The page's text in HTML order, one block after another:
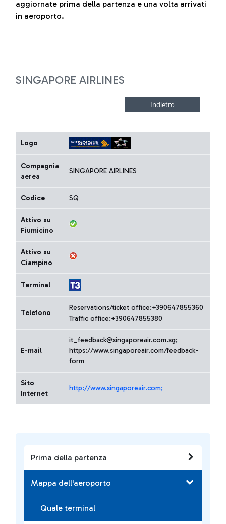
Prima della partenza
Mappa dell'aeroporto
Quale terminal
aggiornate prima della partenza e una volta arrivati
in aeroporto.
SINGAPORE AIRLINES
Logo
Compagnia
aerea
SINGAPORE AIRLINES
Codice SQ
Attivo su
Fiumicino
Attivo su
Ciampino
Terminal
Telefono
Reservations/ticket office:+390647855360
Traffic office:+390647855380
E-mail
it_feedback@singaporeair.com.sg;
https://www.singaporeair.com/feedback-
form
Sito
Internet
http://www.singaporeair.com;